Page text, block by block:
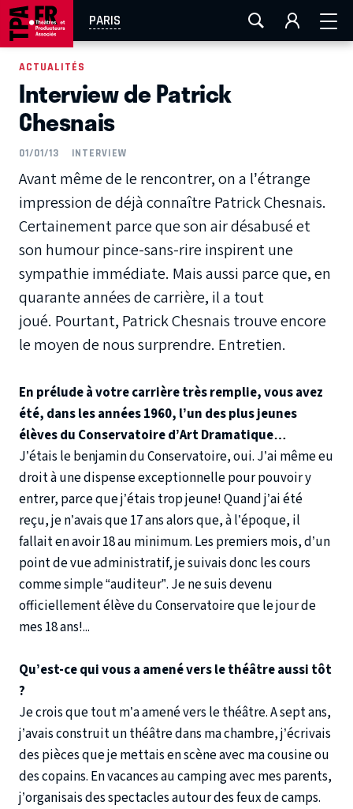
PARIS
AIX-MARSEILLE LA ROCHELLE
EN TOURNÉE
ACTUALITÉS
Interview de Patrick
Chesnais
01/01/13 INTERVIEW
Avant même de le rencontrer, on a l’étrange
impression de déjà connaître Patrick Chesnais.
Certainement parce que son air désabusé et
son humour pince-sans-rire inspirent une
sympathie immédiate. Mais aussi parce que, en
quarante années de carrière, il a tout
joué. Pourtant, Patrick Chesnais trouve encore
le moyen de nous surprendre. Entretien.
En prélude à votre carrière très remplie, vous avez
été, dans les années 1960, l’un des plus jeunes
élèves du Conservatoire d’Art Dramatique…
J’étais le benjamin du Conservatoire, oui. J’ai même eu
droit à une dispense exceptionnelle pour pouvoir y
entrer, parce que j’étais trop jeune! Quand j’ai été
reçu, je n’avais que 17 ans alors que, à l’époque, il
fallait en avoir 18 au minimum. Les premiers mois, d’un
point de vue administratif, je suivais donc les cours
comme simple “auditeur”. Je ne suis devenu
officiellement élève du Conservatoire que le jour de
mes 18 ans!...
Qu’est-ce qui vous a amené vers le théâtre aussi tôt
?
Je crois que tout m’a amené vers le théâtre. A sept ans,
j’avais construit un théâtre dans ma chambre, j’écrivais
des pièces que je mettais en scène avec ma cousine ou
des copains. En vacances au camping avec mes parents,
j’organisais des spectacles autour des feux de camps.